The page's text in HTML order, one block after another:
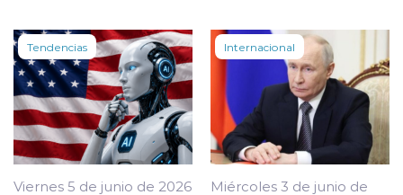
Tendencias
Viernes 5 de junio de 2026
Internacional
Miércoles 3 de junio de